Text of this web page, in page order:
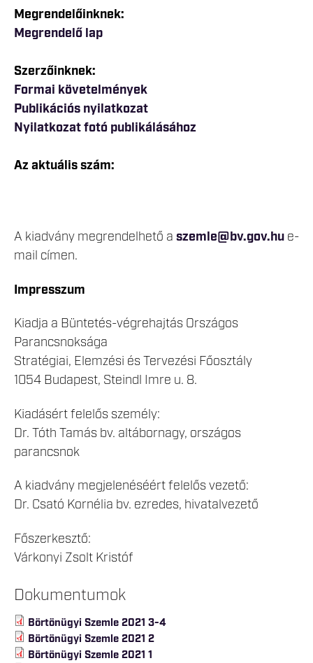
Megrendelőinknek:
Megrendelő lap
Szerzőinknek:
Formai követelmények
Publikációs nyilatkozat
Nyilatkozat fotó publikálásához
Az aktuális szám:
A kiadvány megrendelhető a szemle@bv.gov.hu e-
mail címen.
Impresszum
Kiadja a Büntetés-végrehajtás Országos
Parancsnoksága
Stratégiai, Elemzési és Tervezési Főosztály
1054 Budapest, Steindl Imre u. 8.
Kiadásért felelős személy:
Dr. Tóth Tamás bv. altábornagy, országos
parancsnok
A kiadvány megjelenéséért felelős vezető:
Dr. Csató Kornélia bv. ezredes, hivatalvezető
Főszerkesztő:
Várkonyi Zsolt Kristóf
Dokumentumok
Börtönügyi Szemle 2021 3-4
Börtönügyi Szemle 2021 2
Börtönügyi Szemle 2021 1